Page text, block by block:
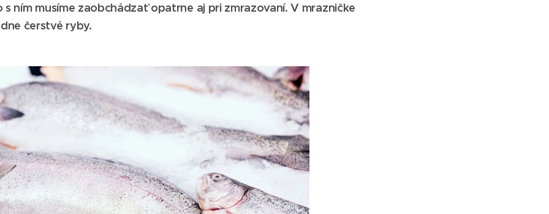
ním musíme zaobchádzať opatrne aj pri zmrazovaní. V mrazničke
čerstvé ryby.